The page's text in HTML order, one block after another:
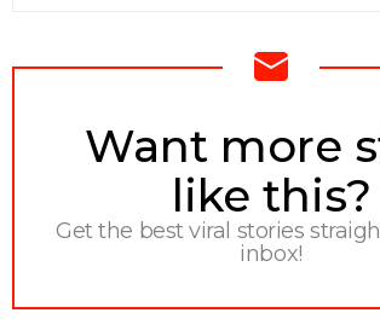
NEWSLETTER
Want more
like this?
Get the best viral stories
inbox!